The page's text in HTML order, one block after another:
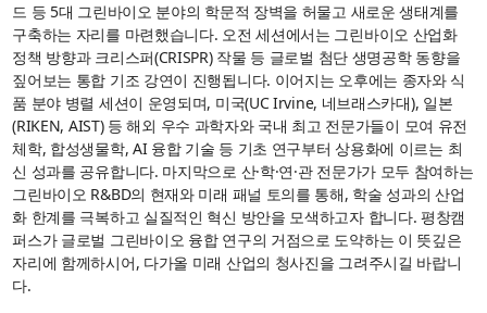
드 등 5대 그린바이오 분야의 학문적 장벽을 허물고 새로운 생태계를
구축하는 자리를 마련했습니다. 오전 세션에서는 그린바이오 산업화
정책 방향과 크리스퍼(CRISPR) 작물 등 글로벌 첨단 생명공학 동향을
짚어보는 통합 기조 강연이 진행됩니다. 이어지는 오후에는 종자와 식
품 분야 병렬 세션이 운영되며, 미국(UC Irvine, 네브래스카대), 일본
(RIKEN, AIST) 등 해외 우수 과학자와 국내 최고 전문가들이 모여 유전
체학, 합성생물학, AI 융합 기술 등 기초 연구부터 상용화에 이르는 최
신 성과를 공유합니다. 마지막으로 산·학·연·관 전문가가 모두 참여하는
그린바이오 R&BD의 현재와 미래 패널 토의를 통해, 학술 성과의 산업
화 한계를 극복하고 실질적인 혁신 방안을 모색하고자 합니다. 평창캠
퍼스가 글로벌 그린바이오 융합 연구의 거점으로 도약하는 이 뜻깊은
자리에 함께하시어, 다가올 미래 산업의 청사진을 그려주시길 바랍니
다.